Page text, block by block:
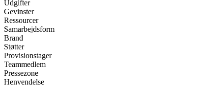
Udgifter
Gevinster
Ressourcer
Samarbejdsform
Brand
Støtter
Provisionstager
Teammedlem
Pressezone
Henvendelse